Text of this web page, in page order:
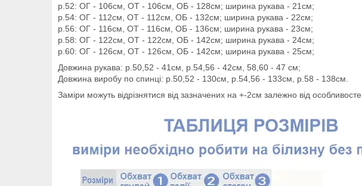
р.52: ОГ - 106см, ОТ - 106см, ОБ - 128см; ширина рукава - 21см;
р.54: ОГ - 112см, ОТ - 112см, ОБ - 132см; ширина рукава - 22см;
р.56: ОГ - 116см, ОТ - 116см, ОБ - 136см; ширина рукава - 23см;
р.58: ОГ - 122см, ОТ - 122см, ОБ - 142см; ширина рукава - 24см;
р.60: ОГ - 126см, ОТ - 126см, ОБ - 142см; ширина рукава - 25см;
Довжина рукава: р.50,52 - 41см, р.54,56 - 42см, 58,60 - 47 см;
Довжина виробу по спинці: р.50,52 - 130см, р.54,56 - 133см, р.58 - 138см.
Заміри можуть відрізнятися від зазначених на +-2см залежно від